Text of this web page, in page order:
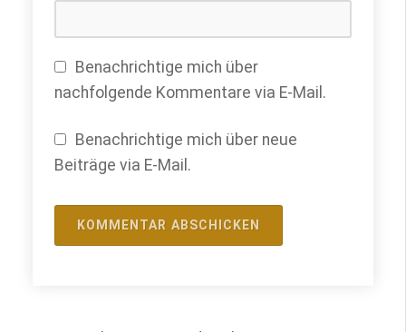
Benachrichtige mich über
nachfolgende Kommentare via E-Mail.
Benachrichtige mich über neue
Beiträge via E-Mail.